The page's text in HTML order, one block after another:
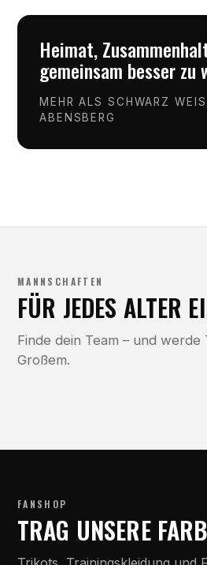
Heimat,
gemeinsam besser zu
MEHR ALS SCHWARZ
ABENSBERG
MANNSCHAFTEN
FÜR JEDES ALTER
Finde dein Team – und werde
Großem.
FANSHOP
TRAG UNSERE